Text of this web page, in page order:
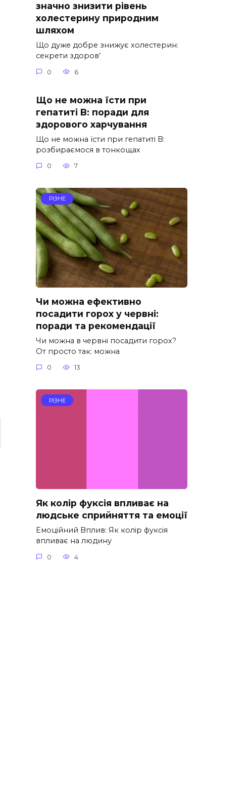
значно знизити рівень
холестерину природним
шляхом
Що дуже добре знижує холестерин:
секрети здоров’
0 6
Що не можна їсти при
гепатиті B: поради для
здорового харчування
Що не можна їсти при гепатиті B:
розбираємося в тонкощах
0 7
РІЗНЕ
Чи можна ефективно
посадити горох у червні:
поради та рекомендації
Чи можна в червні посадити горох?
От просто так: можна
0 13
РІЗНЕ
Як колір фуксія впливає на
людське сприйняття та емоції
Емоційний Вплив: Як колір фуксія
впливає на людину
0 4